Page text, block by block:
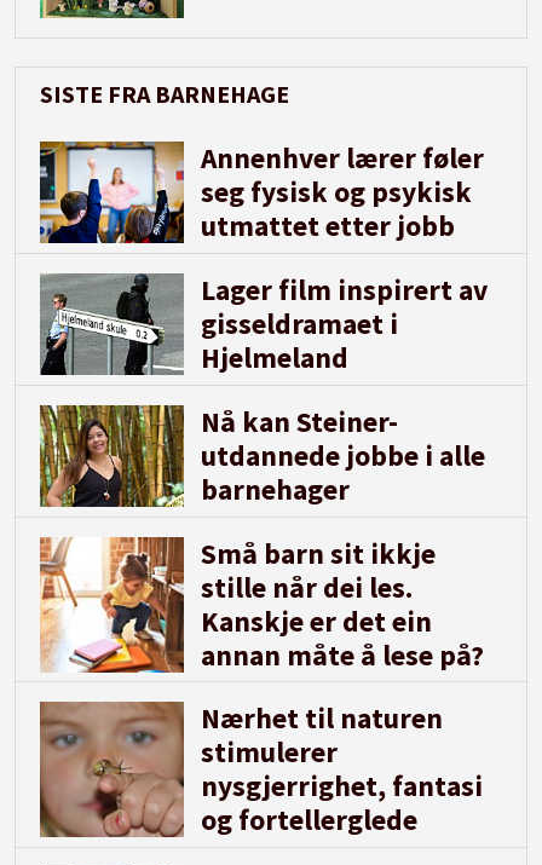
SISTE FRA BARNEHAGE
Annenhver lærer føler
seg fysisk og psykisk
utmattet etter jobb
Lager film inspirert av
gisseldramaet i
Hjelmeland
Nå kan Steiner-
utdannede jobbe i alle
barnehager
Små barn sit ikkje
stille når dei les.
Kanskje er det ein
annan måte å lese på?
Nærhet til naturen
stimulerer
nysgjerrighet, fantasi
og fortellerglede